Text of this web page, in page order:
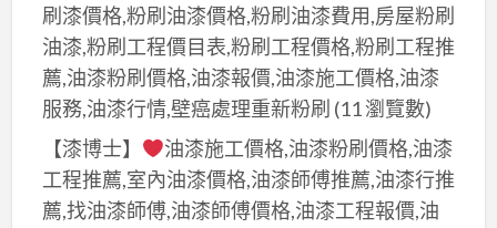
刷漆價格,粉刷油漆價格,粉刷油漆費用,房屋粉刷
油漆,粉刷工程價目表,粉刷工程價格,粉刷工程推
薦,油漆粉刷價格,油漆報價,油漆施工價格,油漆
服務,油漆行情,壁癌處理重新粉刷 (11 瀏覽數)
【漆博士】
油漆施工價格,油漆粉刷價格,油漆
工程推薦,室內油漆價格,油漆師傅推薦,油漆行推
薦,找油漆師傅,油漆師傅價格,油漆工程報價,油